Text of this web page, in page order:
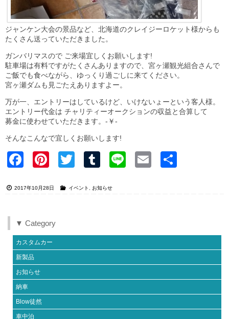
ジャンケン大会の景品など、北海道のクレイジーロケット様からも
たくさん送っていただきました。
ガンバリマスので ご来場宜しくお願いします!
駐車場は有料ですがたくさんありますので、宮ヶ瀬観光組合さんで
ご飯でも食べながら、ゆっくり過ごしに来てください。
宮ヶ瀬ダムも見ごたえありますよー。
万が一、エントリーはしているけど、いけないょーという客人様。
エントリー代金は チャリティーオークションの収益と合算して
募金に使わせていただきます。-￥-
そんなこんなで宜しくお願いします!
Faceb Pinter Twitter Tumblr Line Email
2017年10月28日 イベント ,お知らせ
▼ Category
カスタムカー
新製品
お知らせ
納車
Blow徒然
車中泊